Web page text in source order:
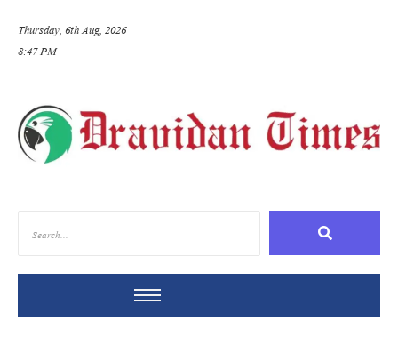
Thursday, 6th Aug, 2026
8:47 PM